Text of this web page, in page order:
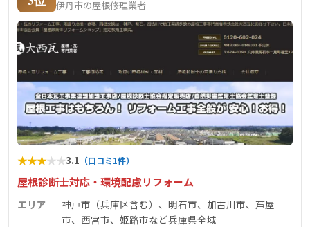
伊丹市の屋根修理業者
★★★★★3.1 （口コミ1件）
屋根診断士対応・環境配慮リフォーム
エリア
神戸市（兵庫区含む）、明石市、加古川市、芦屋
市、西宮市、姫路市など兵庫県全域